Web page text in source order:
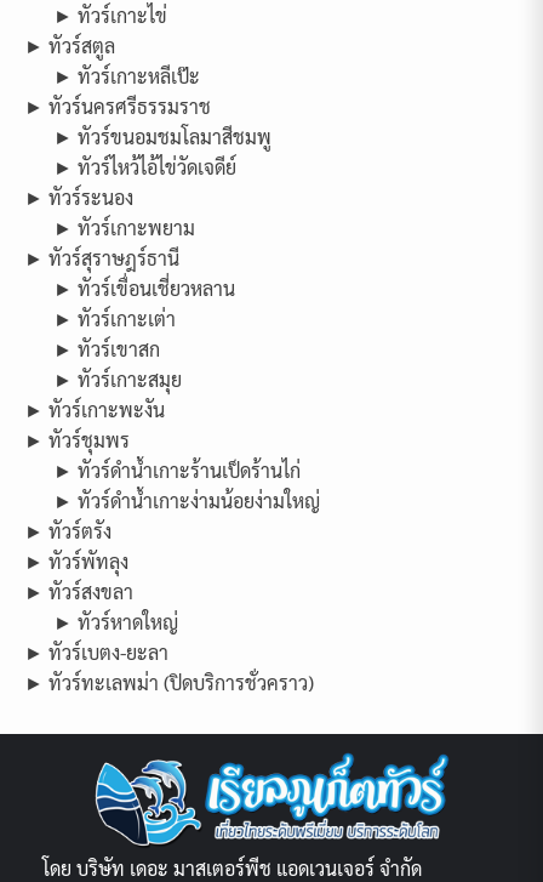
► ทัวร์เกาะไข่
► ทัวร์สตูล
► ทัวร์เกาะหลีเป๊ะ
► ทัวร์นครศรีธรรมราช
► ทัวร์ขนอมชมโลมาสีชมพู
► ทัวร์ไหว้ไอ้ไข่วัดเจดีย์
► ทัวร์ระนอง
► ทัวร์เกาะพยาม
► ทัวร์สุราษฎร์ธานี
► ทัวร์เขื่อนเชี่ยวหลาน
► ทัวร์เกาะเต่า
► ทัวร์เขาสก
► ทัวร์เกาะสมุย
► ทัวร์เกาะพะงัน
► ทัวร์ชุมพร
► ทัวร์ดำน้ำเกาะร้านเป็ดร้านไก่
► ทัวร์ดำน้ำเกาะง่ามน้อยง่ามใหญ่
► ทัวร์ตรัง
► ทัวร์พัทลุง
► ทัวร์สงขลา
► ทัวร์หาดใหญ่
► ทัวร์เบตง-ยะลา
► ทัวร์ทะเลพม่า (ปิดบริการชั่วคราว)
โดย บริษัท เดอะ มาสเตอร์พีช แอดเวนเจอร์ จำกัด